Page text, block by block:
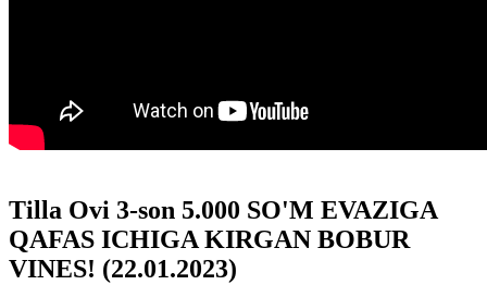
Tilla Ovi 3-son 5.000 SO'M EVAZIGA
QAFAS ICHIGA KIRGAN BOBUR
VINES! (22.01.2023)